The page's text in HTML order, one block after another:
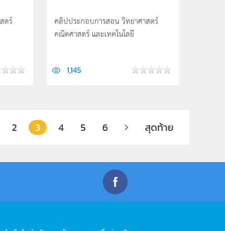
ตร์
คลิปประกอบการสอน วิทยาศาสตร์
คณิตศาสตร์ และเทคโนโลยี
1,145
2 3 4 5 6 สุดท้าย